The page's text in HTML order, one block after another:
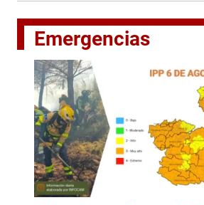
Emergencias